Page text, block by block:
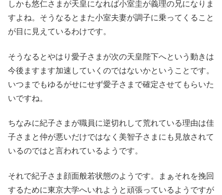
しかも悠仁さまが天皇になれば小室圭が義理の兄になりま
すよね。そうなるとまた小室夫妻が調子に乗ってくること
が目に見えているわけです。
そうなるとやはり愛子さまが次の天皇陛下へという動きは
今後ますます加速していくのではないかということです。
いつまでもゆるがせにせず愛子さまで確定させてもらいた
いですね。
ちなみに紀子さまが職員に逆切れして荒れている理由は佳
子さまと仲が悪いだけではなく美智子さまにも見放されて
いるのではと言われているようです。
それで紀子さま顔面般若状態のようです。まぁそれを挽回
するために東京大学へいれようと頑張っているようですが